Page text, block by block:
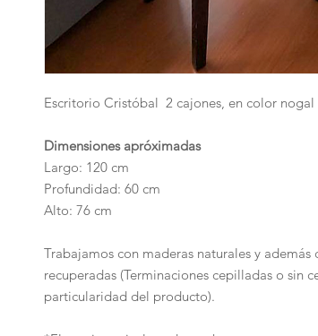
Escritorio Cristóbal 2 cajones, en color
Dimensiones apróximadas
Largo: 120 cm
Profundidad: 60 cm
Alto: 76 cm
Trabajamos con maderas naturales y
recuperadas (Terminaciones cepilladas o sin
particularidad del producto).